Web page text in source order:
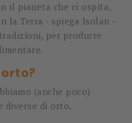
il pianeta che ci ospita,
la Terra - spiega Isolan –
per produrre
(anche poco)
diverse di orto.